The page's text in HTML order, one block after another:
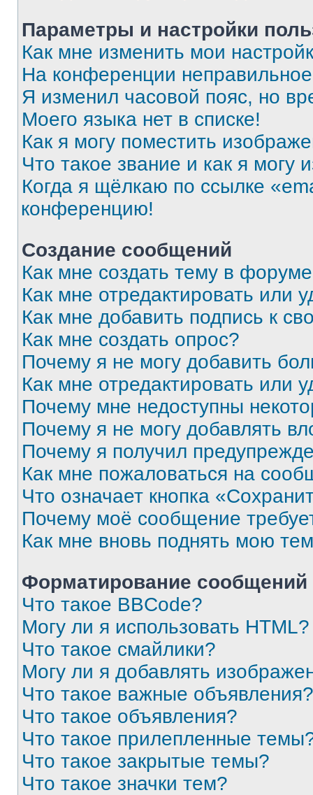
Параметры и настройки
Как мне изменить мои
На конференции
Я изменил часовой пояс, но
Моего языка нет в списке!
Как я могу поместить
Что такое звание и как я могу
Когда я щёлкаю по ссылке
конференцию!
Создание сообщений
Как мне создать тему в
Как мне отредактировать или
Как мне добавить подпись к
Как мне создать опрос?
Почему я не могу добавить
Как мне отредактировать или
Почему мне недоступны
Почему я не могу добавлять
Почему я получил
Как мне пожаловаться на
Что означает кнопка
Почему моё сообщение
Как мне вновь поднять мою
Форматирование
Что такое BBCode?
Могу ли я использовать HTML?
Что такое смайлики?
Могу ли я добавлять
Что такое важные объявления?
Что такое объявления?
Что такое прилепленные
Что такое закрытые темы?
Что такое значки тем?